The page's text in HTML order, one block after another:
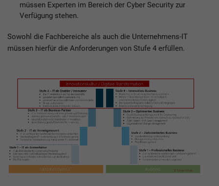
müssen Experten im Bereich der Cyber Security zur
Verfügung stehen.
Sowohl die Fachbereiche als auch die Unternehmens-IT
müssen hierfür die Anforderungen von Stufe 4 erfüllen.